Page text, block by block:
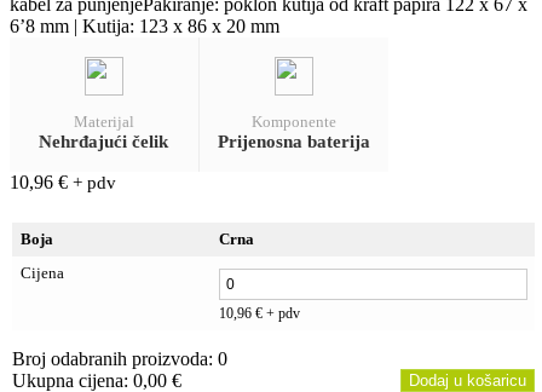
kabel za punjenjePakiranje: poklon kutija od kraft papira 122 x 67 x
6’8 mm | Kutija: 123 x 86 x 20 mm
Materijal
Nehrđajući čelik
Komponente
Prijenosna baterija
10,96 € + pdv
Boja
Crna
Cijena
10,96 € + pdv
Broj odabranih proizvoda: 0
Ukupna cijena: 0,00 €
Dodaj u košaricu